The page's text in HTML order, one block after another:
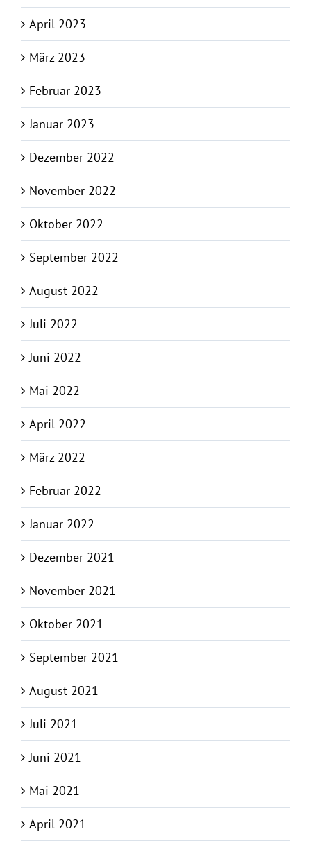
April 2023
März 2023
Februar 2023
Januar 2023
Dezember 2022
November 2022
Oktober 2022
September 2022
August 2022
Juli 2022
Juni 2022
Mai 2022
April 2022
März 2022
Februar 2022
Januar 2022
Dezember 2021
November 2021
Oktober 2021
September 2021
August 2021
Juli 2021
Juni 2021
Mai 2021
April 2021